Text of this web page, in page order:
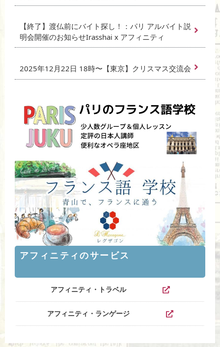
【終了】渡仏前にバイト探し！：パリ アルバイト説
明会開催のお知らせIrasshai x アフィニティ
2025年12月22日 18時〜【東京】クリスマス交流会
アフィニティのサービス
アフィニティ・トラベル
アフィニティ・ランゲージ